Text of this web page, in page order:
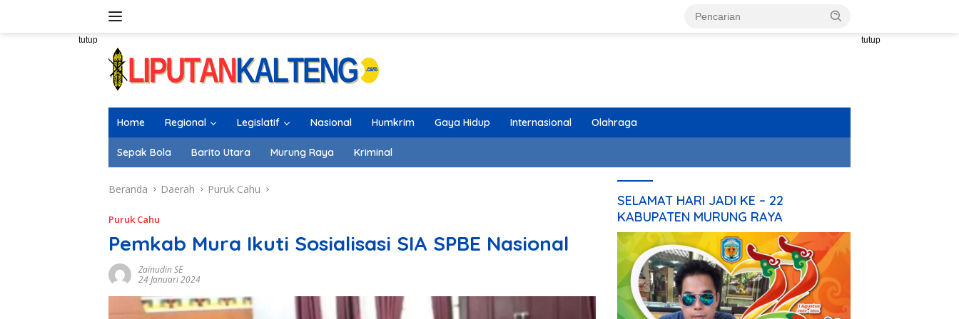
tutup tutup
Home Regional Legislatif Nasional Humkrim Gaya Hidup Internasional Olahraga
Sepak Bola Barito Utara Murung Raya Kriminal
Beranda Daerah Puruk Cahu
Puruk Cahu
Pemkab Mura Ikuti Sosialisasi SIA SPBE Nasional
Zainudin SE
24 Januari 2024
SELAMAT HARI JADI KE – 22
KABUPATEN MURUNG RAYA